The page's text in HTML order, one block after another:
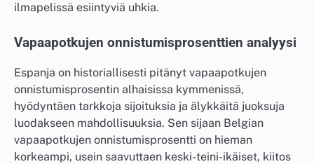
ilmapelissä esiintyviä uhkia.
Vapaapotkujen onnistumisprosenttien analyysi
Espanja on historiallisesti pitänyt vapaapotkujen
onnistumisprosentin alhaisissa kymmenissä,
hyödyntäen tarkkoja sijoituksia ja älykkäitä juoksuja
luodakseen mahdollisuuksia. Sen sijaan Belgian
vapaapotkujen onnistumisprosentti on hieman
korkeampi, usein saavuttaen keski-teini-ikäiset, kiitos